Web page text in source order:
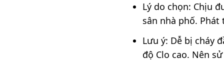
Lý do chọn: Chịu
sân nhà phố.
Lưu ý: Dễ bị cháy
độ Clo cao. Nên